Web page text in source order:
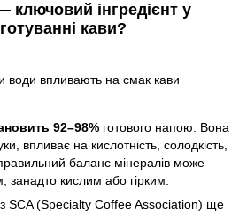
інгредієнт у
кави?
92–98% готового напою. Вона
впливає на кислотність, солодкість,
баланс мінералів може
занадто кислим або гірким.
SCA (Specialty Coffee Association) ще